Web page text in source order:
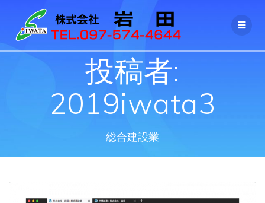
ン
テ
ン
ツ
へ
ス
ッ
プ
投稿者:
2019iwata3
総合建設業